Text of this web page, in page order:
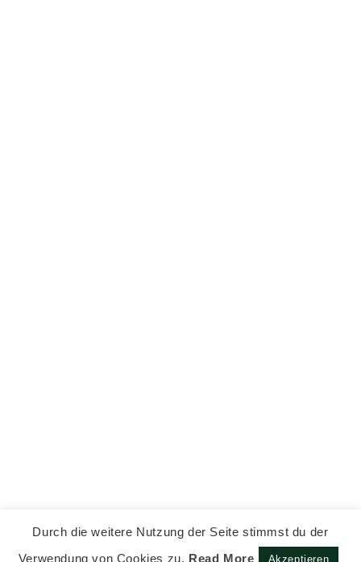
Durch die weitere Nutzung der Seite stimmst du der
Verwendung von Cookies zu. Read More Akzeptieren